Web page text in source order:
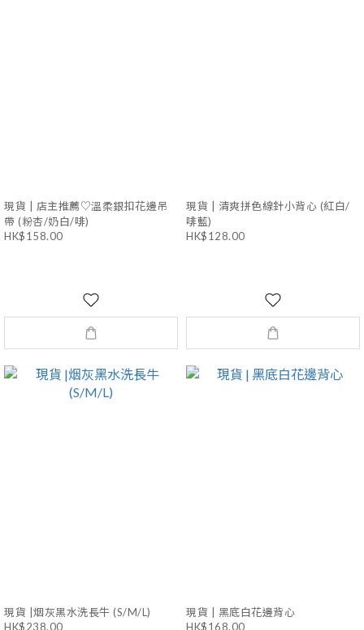
現貨 | 店主推薦♡溫柔銀扣花邊吊
帶 (粉杏/奶白/啡)
HK$158.00
現貨 | 清爽拼色線針小背心 (紅白/
啡藍)
HK$128.00
現貨 |烟灰黑水洗長牛 (S/M/L)
HK$238.00
現貨 | 黑底白花邊背心
HK$168.00